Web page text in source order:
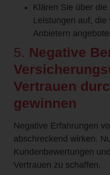
Klären Sie über
Leistungen auf,
Anbietern
5. Negative
Vertrauen
gewinnen
Negative Erfahrungen
abschreckend wirken.
Kundenbewertungen
Vertrauen zu schaffen.